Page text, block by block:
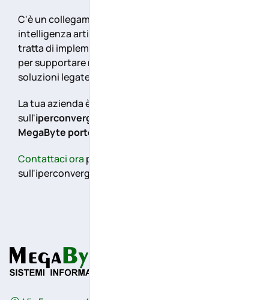
C'è un collegamento tra iperconvergenza e
intelligenza artificiale (IA), soprattutto quando si
tratta di implementare e gestire infrastrutture IT
per supportare nuovi carichi di lavoro e nuove
soluzioni legate all'IA.
La tua azienda è pronta ad innovare e le scelte
sull'iperconvergenza
MegaByte porteranno risparmi e vantaggi
Contattaci ora per una consulenza gratuita
sull'iperconvergenza di Proxmox.